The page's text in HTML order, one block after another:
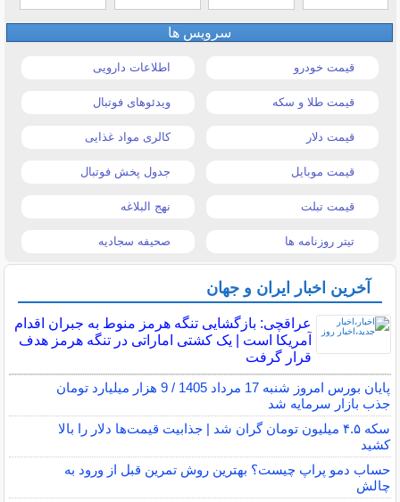
سرویس ها
قیمت خودرو اطلاعات دارویی
قیمت طلا و سکه ویدئوهای فوتبال
قیمت دلار کالری مواد غذایی
قیمت موبایل جدول پخش فوتبال
قیمت تبلت نهج البلاغه
تیتر روزنامه ها صحیفه سجادیه
آخرین اخبار ایران و جهان
عراقچی: بازگشایی تنگه هرمز منوط به جبران اقدام
آمریکا است | یک کشتی اماراتی در تنگه هرمز هدف
قرار گرفت
پایان بورس امروز شنبه 17 مرداد 1405 / 9 هزار میلیارد تومان
جذب بازار سرمایه شد
سکه ۴.۵ میلیون تومان گران شد | جذابیت قیمت‌ها دلار را بالا
کشید
حساب دمو پراپ چیست؟ بهترین روش تمرین قبل از ورود به
چالش